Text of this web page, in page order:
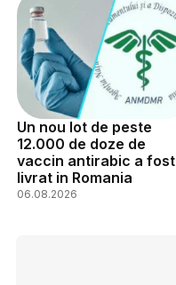
Un nou lot de peste
12.000 de doze de
vaccin antirabic a fost
livrat in Romania
06.08.2026